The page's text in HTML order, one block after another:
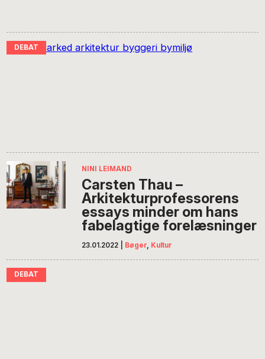
NINI LEIMAND
Carsten Thau –
Arkitekturprofessorens
essays minder om hans
fabelagtige forelæsninger
23.01.2022 Bøger, Kultur